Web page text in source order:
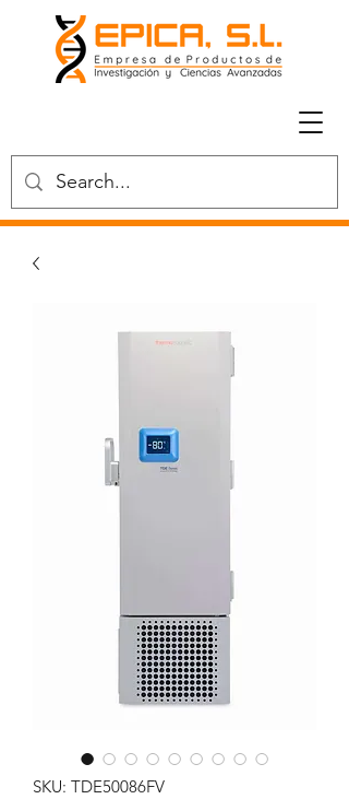
SKU: TDE50086FV